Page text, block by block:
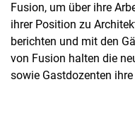
Fusion, um über ihre
ihrer Position zu
berichten und mit den
von Fusion halten die
sowie Gastdozenten